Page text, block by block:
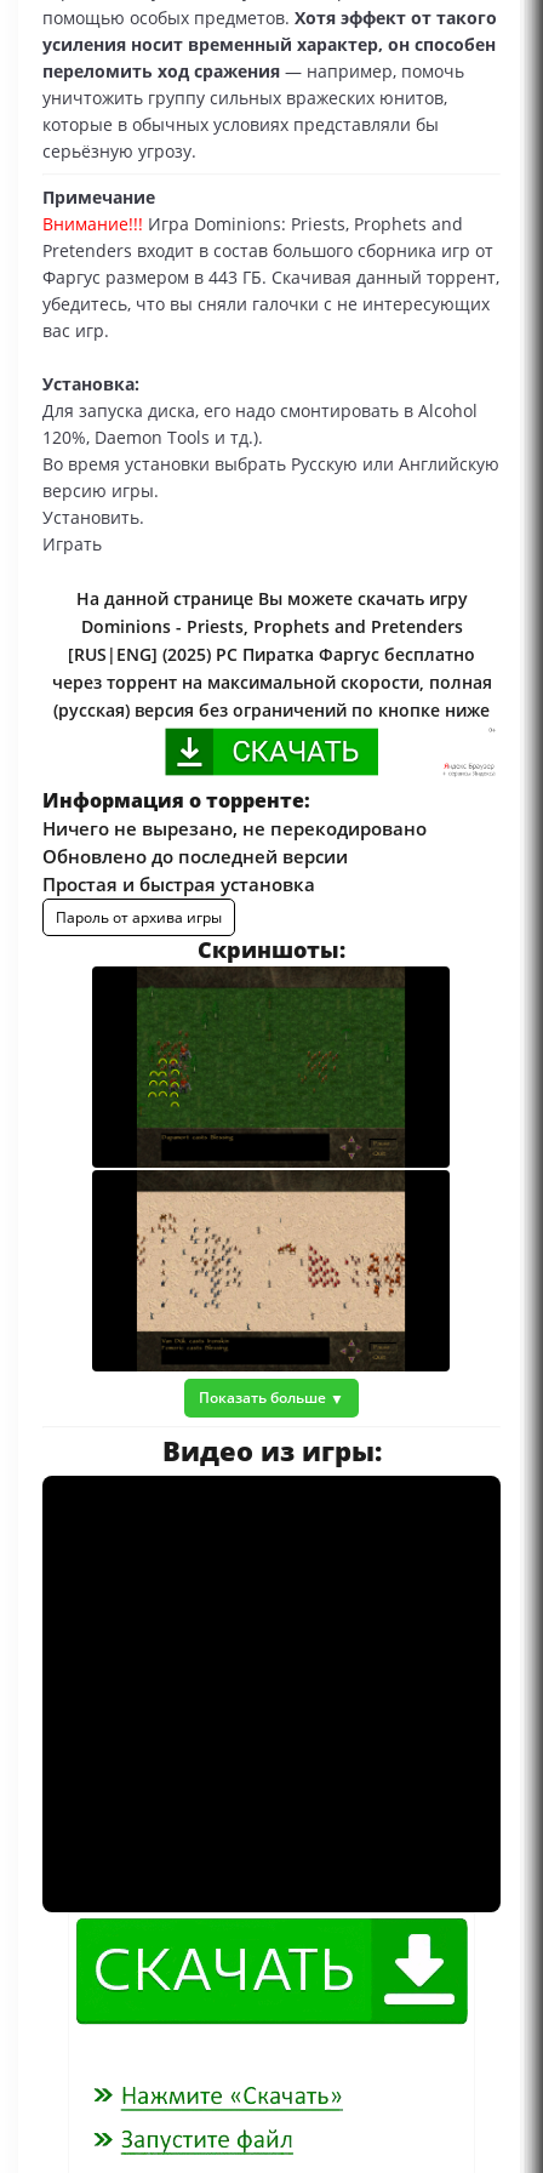
помощью особых предметов. Хотя эффект от такого
усиления носит временный характер, он способен
переломить ход сражения — например, помочь
уничтожить группу сильных вражеских юнитов,
которые в обычных условиях представляли бы
серьёзную угрозу.
Примечание
Внимание!!! Игра Dominions: Priests, Prophets and
Pretenders входит в состав большого сборника игр от
Фаргус размером в 443 ГБ. Скачивая данный торрент,
убедитесь, что вы сняли галочки с не интересующих
вас игр.
Установка:
Для запуска диска, его надо смонтировать в Alcohol
120%, Daemon Tools и тд.).
Во время установки выбрать Русскую или Английскую
версию игры.
Установить.
Играть
На данной странице Вы можете скачать игру
Dominions - Priests, Prophets and Pretenders
[RUS|ENG] (2025) PC Пиратка Фаргус бесплатно
через торрент на максимальной скорости, полная
(русская) версия без ограничений по кнопке ниже
Информация о торренте:
Ничего не вырезано, не перекодировано
Обновлено до последней версии
Простая и быстрая установка
Пароль от архива игры
Скриншоты:
Показать больше
Видео из игры: